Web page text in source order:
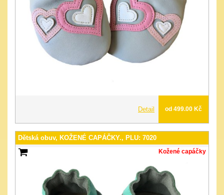
Detail od 499.00 Kč
Dětská obuv, KOŽENÉ CAPÁČKY., PLU: 7020
Kožené capáčky